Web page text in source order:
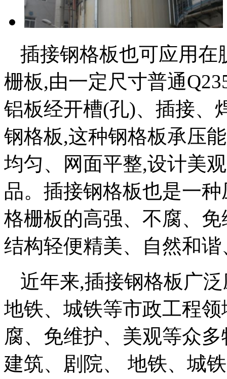
插接钢格板也可应用在
栅板,由一定尺寸普通
铝板经开槽(孔)、插接、
钢格板,这种钢格板承压
均匀、网面平整,设计美
品。插接钢格板也是一
格栅板的高强、不腐、
结构轻便精美、自然和
近年来,插接钢格板广
地铁、城铁等市政工程
腐、免维护、美观等众
建筑、剧院、 地铁、城